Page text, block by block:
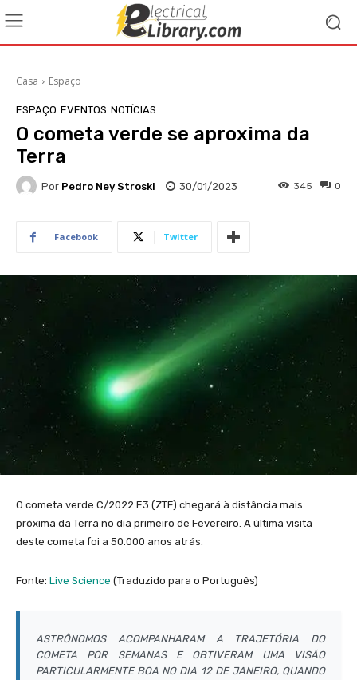
Casa Espaço
ESPAÇO EVENTOS NOTÍCIAS
O cometa verde se aproxima da
Terra
Por Pedro Ney Stroski 30/01/2023 0
345
Facebook Twitter
O cometa verde C/2022 E3 (ZTF) chegará à distância mais
próxima da Terra no dia primeiro de Fevereiro. A última visita
deste cometa foi a 50.000 anos atrás.
Fonte: Live Science (Traduzido para o Português)
ASTRÔNOMOS ACOMPANHARAM A TRAJETÓRIA DO
COMETA POR SEMANAS E OBTIVERAM UMA VISÃO
PARTICULARMENTE BOA NO DIA 12 DE JANEIRO, QUANDO